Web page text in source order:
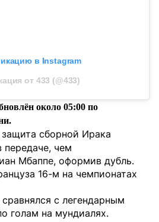
в Instagram
от 433 (@433)
около 05:00 по
защита сборной Ирака
чем
Мбаппе, оформив дубль.
16-м на чемпионатах
с легендарным
голам на мундиалях.